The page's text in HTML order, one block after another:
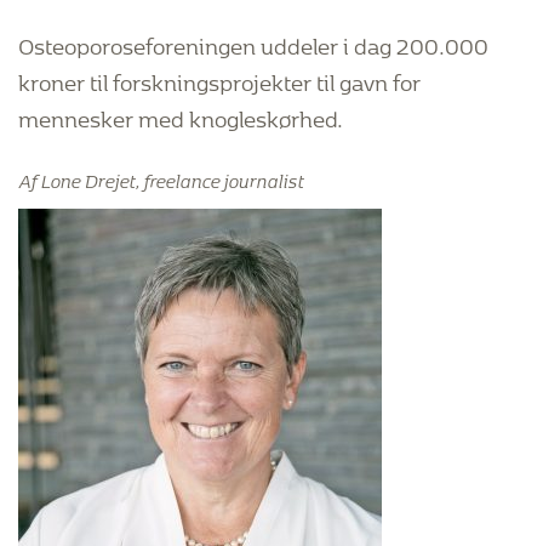
Osteoporoseforeningen uddeler i dag 200.000
kroner til forskningsprojekter til gavn for
mennesker med knogleskørhed.
Af Lone Drejet, freelance journalist